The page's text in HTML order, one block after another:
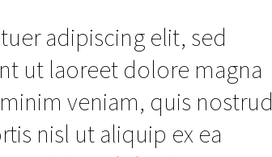
adipiscing elit, sed
ut laoreet dolore magna
veniam, quis nostrud
nisl ut aliquip ex ea